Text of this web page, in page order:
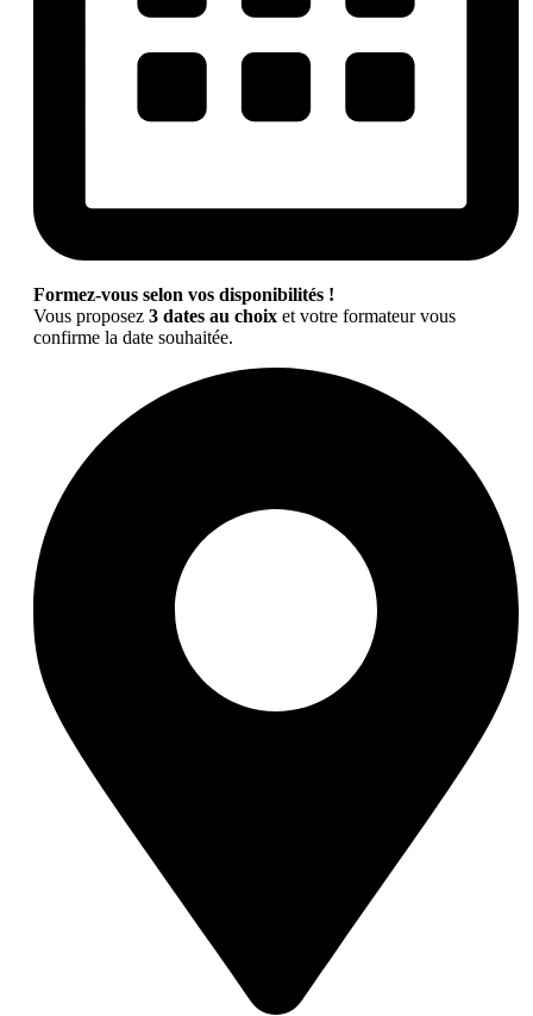
Formez-vous selon vos disponibilités !
Vous proposez 3 dates au choix et votre formateur vous
confirme la date souhaitée.